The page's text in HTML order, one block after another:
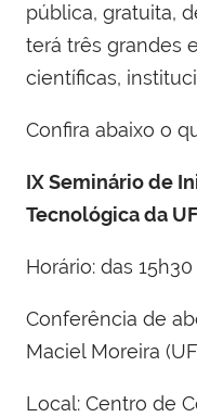
pública, gratuita,
terá três grandes
científicas,
Confira abaixo o
IX Seminário de
Tecnológica da
Horário: das
Conferência de
Maciel Moreira
Local: Centro de